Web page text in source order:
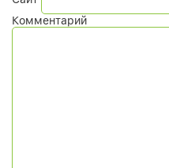
Комментарий